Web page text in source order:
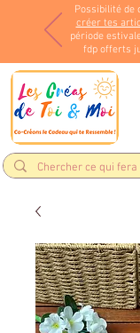
Possibilité de
créer tes
période
fdp offerts